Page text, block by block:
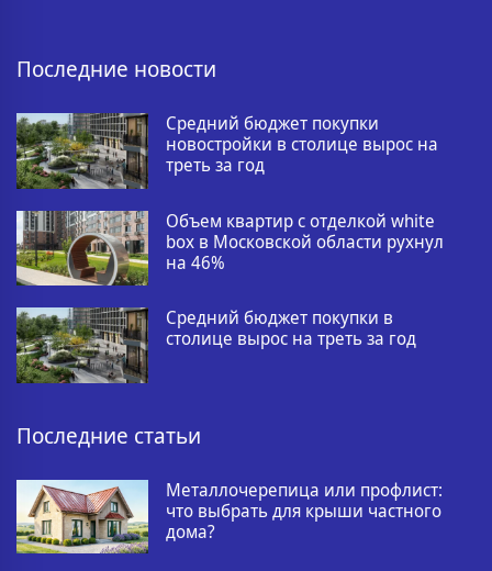
Последние новости
Средний бюджет покупки
новостройки в столице вырос на
треть за год
Объем квартир с отделкой white
box в Московской области рухнул
на 46%
Средний бюджет покупки в
столице вырос на треть за год
Последние статьи
Металлочерепица или профлист:
что выбрать для крыши частного
дома?